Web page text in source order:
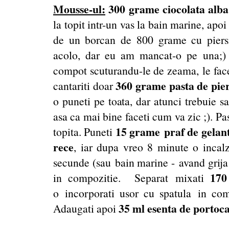
Mousse-ul: 300 grame ciocolata
la topit intr-un vas la bain marine,
de un borcan de 800 grame cu
acolo, dar eu am mancat-o pe
compot scuturandu-le de zeama, le
cantariti doar360 grame pasta de
o puneti pe toata, dar atunci trebuie
asa ca mai bine faceti cum va zic ;).
topita. Puneti 15 grame praf de
rece, iar dupa vreo 8 minute o
secunde (sau bain marine - avand
in compozitie. Separat mixati
o incorporati usor cu spatula in
Adaugati apoi35 ml esenta de